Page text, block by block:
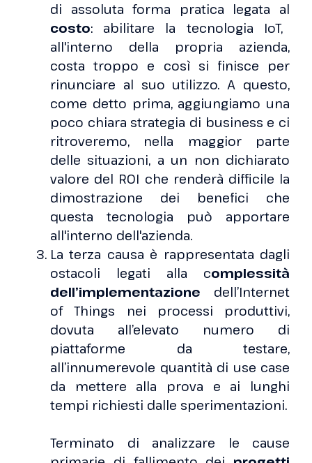
di assoluta forma pratica legata al
costo: abilitare la tecnologia IoT,
all'interno della propria azienda,
costa troppo e così si finisce per
rinunciare al suo utilizzo. A questo,
come detto prima, aggiungiamo una
poco chiara strategia di business e ci
ritroveremo, nella maggior parte
delle situazioni, a un non dichiarato
valore del ROI che renderà difficile la
dimostrazione dei benefici che
questa tecnologia può apportare
all'interno dell'azienda.
La terza causa è rappresentata dagli
ostacoli legati alla complessità
dell’implementazione dell’Internet
of Things nei processi produttivi,
dovuta all’elevato numero di
piattaforme da testare,
all’innumerevole quantità di use case
da mettere alla prova e ai lunghi
tempi richiesti dalle sperimentazioni.
Terminato di analizzare le cause